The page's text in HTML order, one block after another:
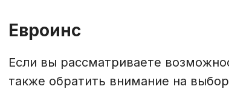
Евроинс
Если вы рассматриваете
также обратить внимание на